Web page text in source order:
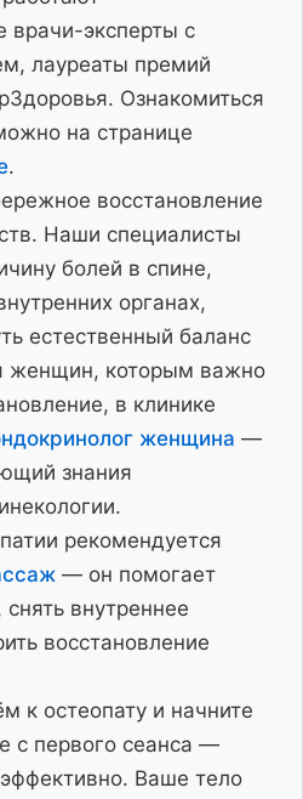
врачи-эксперты с
лауреаты премий
Ознакомиться
на странице
.
восстановление
Наши специалисты
болей в спине,
органах,
естественный баланс
женщин, которым важно
в клинике
женщина —
знания
рекомендуется
— он помогает
внутреннее
восстановление
к остеопату и начните
с первого сеанса —
Ваше тело